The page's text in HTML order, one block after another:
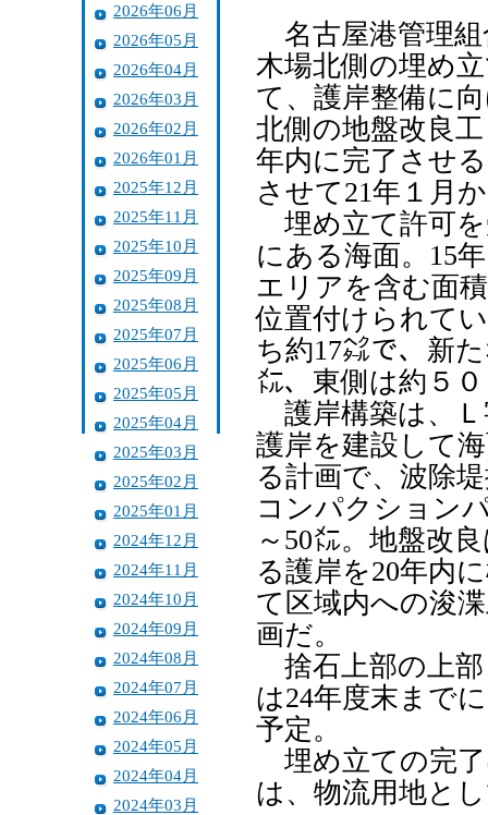
2026年06月
2026年05月
2026年04月
2026年03月
2026年02月
2026年01月
2025年12月
2025年11月
2025年10月
2025年09月
2025年08月
2025年07月
2025年06月
2025年05月
2025年04月
2025年03月
2025年02月
2025年01月
2024年12月
2024年11月
2024年10月
2024年09月
2024年08月
2024年07月
2024年06月
2024年05月
2024年04月
2024年03月
名古屋港管理組
木場北側の埋め
て、護岸整備に
北側の地盤改良
年内に完了させ
させて21年１月
埋め立て許可を
にある海面。15
エリアを含む面
位置付けられて
ち約17㌶で、新
㍍、東側は約５
護岸構築は、Ｌ
護岸を建設して
る計画で、波除
コンパクション
～50㍍。地盤改
る護岸を20年内
て区域内への浚
画だ。
捨石上部の上部
は24年度末まで
予定。
埋め立ての完了
は、物流用地と